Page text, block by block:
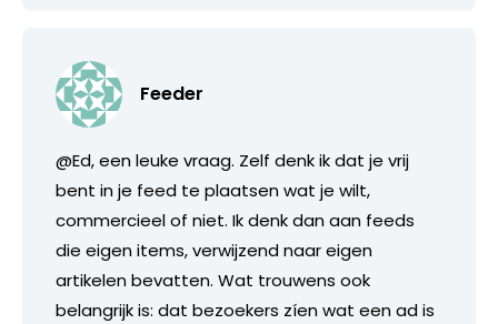
Feeder
@Ed, een leuke vraag. Zelf denk ik dat je vrij
bent in je feed te plaatsen wat je wilt,
commercieel of niet. Ik denk dan aan feeds
die eigen items, verwijzend naar eigen
artikelen bevatten. Wat trouwens ook
belangrijk is: dat bezoekers zíen wat een ad is